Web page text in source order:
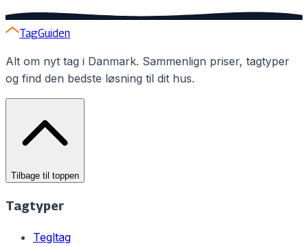
TagGuiden
Alt om nyt tag i Danmark. Sammenlign priser, tagtyper
og find den bedste løsning til dit hus.
Tilbage til toppen
Tagtyper
Tegltag